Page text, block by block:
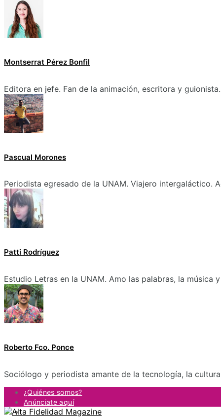
Montserrat Pérez Bonfil
Editora en jefe. Fan de la animación, escritora y guionista.
Pascual Morones
Periodista egresado de la UNAM. Viajero intergaláctico.
Patti Rodríguez
Estudio Letras en la UNAM. Amo las palabras, la música
Roberto Fco. Ponce
Sociólogo y periodista amante de la tecnología, la
¿Quiénes somos?
Anúnciate aquí
Contacto